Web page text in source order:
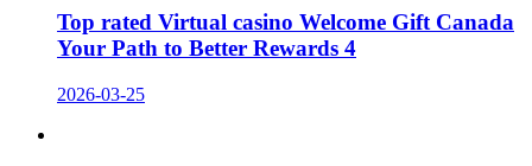
Top rated Virtual casino Welcome Gift Canada
Your Path to Better Rewards 4
2026-03-25